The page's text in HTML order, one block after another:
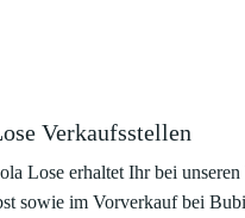
Verkaufsstellen
Lose erhaltet Ihr bei unseren
sowie im Vorverkauf bei